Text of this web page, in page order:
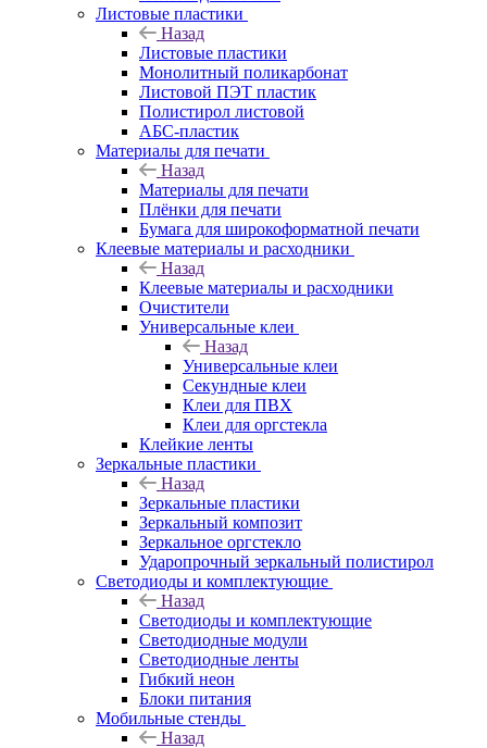
Листовые пластики
Назад
Листовые пластики
Монолитный поликарбонат
Листовой ПЭТ пластик
Полистирол листовой
АБС-пластик
Материалы для печати
Назад
Материалы для печати
Плёнки для печати
Бумага для широкоформатной печати
Клеевые материалы и расходники
Назад
Клеевые материалы и расходники
Очистители
Универсальные клеи
Назад
Универсальные клеи
Секундные клеи
Клеи для ПВХ
Клеи для оргстекла
Клейкие ленты
Зеркальные пластики
Назад
Зеркальные пластики
Зеркальный композит
Зеркальное оргстекло
Ударопрочный зеркальный полистирол
Светодиоды и комплектующие
Назад
Светодиоды и комплектующие
Светодиодные модули
Светодиодные ленты
Гибкий неон
Блоки питания
Мобильные стенды
Назад